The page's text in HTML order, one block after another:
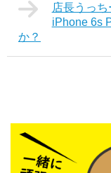
店長うっち
iPhone 6s
か？